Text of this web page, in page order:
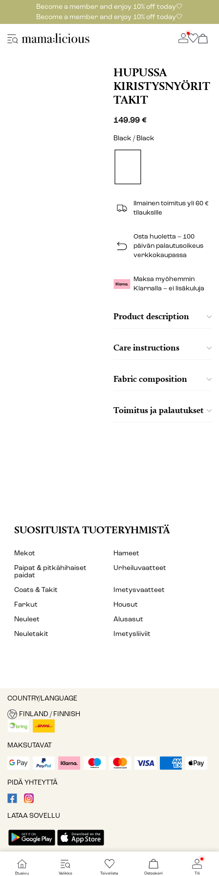
Become a member and enjoy 10% off today🤍
Become a member and enjoy 10% off today🤍
HUPUSSA
KIRISTYSNYÖRIT
TAKIT
149.99 €
Black / Black
Ilmainen toimitus yli 60 €
tilauksille
Osta huoletta – 100
päivän palautusoikeus
verkkokaupassa
Maksa myöhemmin
Klarnalla – ei lisäkuluja
Product description
Care instructions
Fabric composition
Toimitus ja palautukset
SUOSITUISTA TUOTERYHMISTÄ
Mekot
Hameet
Paipat & pitkähihaiset
paidat
Urheiluvaatteet
Coats & Takit
Imetysvaatteet
Farkut
Housut
Neuleet
Alusasut
Neuletakit
Imetysliiviit
COUNTRY/LANGUAGE
FINLAND / FINNISH
MAKSUTAVAT
PIDÄ YHTEYTTÄ
LATAA SOVELLU
Evästeasetukset
Etusivu Valikko Toivelista Ostoskori Tili